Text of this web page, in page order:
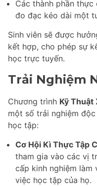
Các thành phần
đo đạc kéo dài một
Sinh viên sẽ được
kết hợp, cho phép sự
học trực tuyến.
Trải Nghiệm
Chương trình Kỹ Thuật
một số trải nghiệm
học tập:
Cơ Hội Kì Thực Tập
tham gia vào các vị
cấp kinh nghiệm làm
việc học tập của họ.